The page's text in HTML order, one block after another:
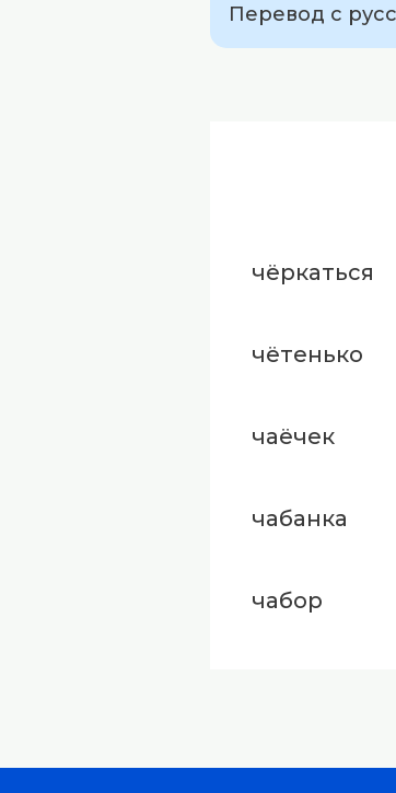
Перевод с
чёркаться
чётенько
чаёчек
чабанка
чабор